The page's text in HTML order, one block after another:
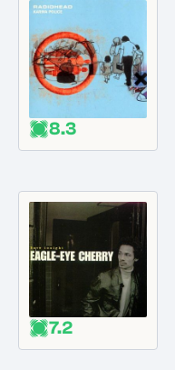
8.3
7.2